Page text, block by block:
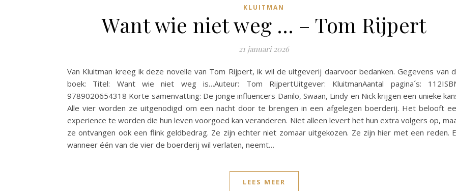
KLUITMAN
Want wie niet weg … – Tom Rijpert
21 januari 2026
Van Kluitman kreeg ik deze novelle van Tom Rijpert, ik wil de uitgeverij daarvoor bedanken. Gegevens van
boek: Titel: Want wie niet weg is…Auteur: Tom RijpertUitgever: KluitmanAantal pagina´s:
9789020654318 Korte samenvatting: De jonge influencers Danilo, Swaan, Lindy en Nick krijgen een unieke
Alle vier worden ze uitgenodigd om een nacht door te brengen in een afgelegen boerderij. Het belooft
experience te worden die hun leven voorgoed kan veranderen. Niet alleen levert het hun extra volgers op,
ze ontvangen ook een flink geldbedrag. Ze zijn echter niet zomaar uitgekozen. Ze zijn hier met een reden.
wanneer één van de vier de boerderij wil verlaten, neemt…
LEES MEER